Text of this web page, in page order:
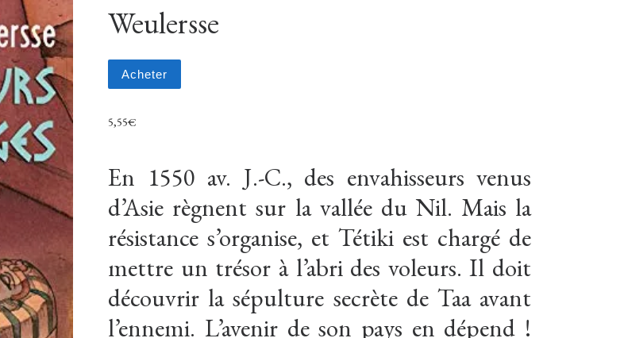
Weulersse
Acheter
5,55€
En 1550 av. J.-C., des envahisseurs venus
d’Asie règnent sur la vallée du Nil. Mais la
résistance s’organise, et Tétiki est chargé de
mettre un trésor à l’abri des voleurs. Il doit
découvrir la sépulture secrète de Taa avant
l’ennemi. L’avenir de son pays en dépend !